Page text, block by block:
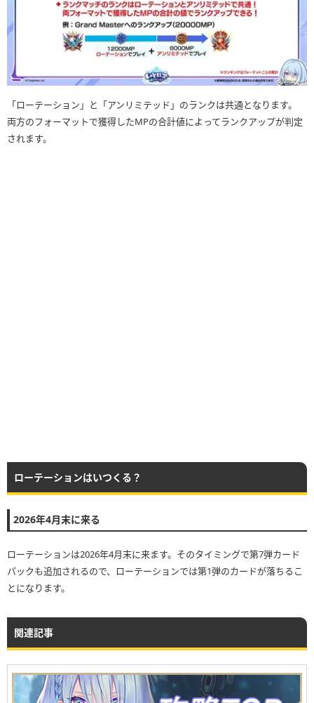
「ローテーション」と「アンリミテッド」のランクは共通となります。
両方のフォーマットで獲得したMPの合計値によってランクアップが判定
されます。
ローテーションはいつくる？
2026年4月末に来る
ローテーションは2026年4月末に来ます。そのタイミングで第7弾カード
パックも追加されるので、ローテーションでは第1弾のカードが落ちるこ
とになります。
関連記事